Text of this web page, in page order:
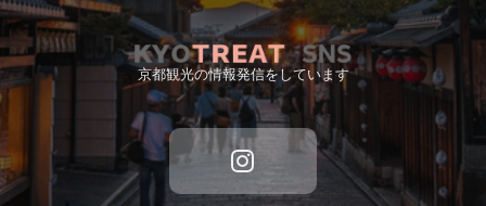
京都観光の情報発信をしています